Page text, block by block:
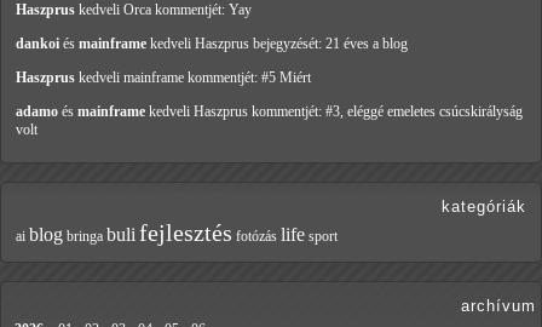
Haszprus kedveli Orca kommentjét: Yay
dankoi és mainframe kedveli Haszprus bejegyzését: 21 éves a blog
Haszprus kedveli mainframe kommentjét: #5 Miért
adamo és mainframe kedveli Haszprus kommentjét: #3, eléggé emeletes csúcskirályság
volt
kategóriák
ai blog bringa buli fejlesztés fotózás life sport
archívum